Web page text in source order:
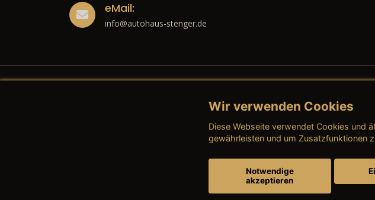
eMail:
info@autohaus-stenger.de
Rechtliches
→ Impressum
→
Wir verwenden Cookies
Diese Webseite verwendet Cookies und
gewährleisten und um Zusatzfunktionen
Notwendige
akzeptieren